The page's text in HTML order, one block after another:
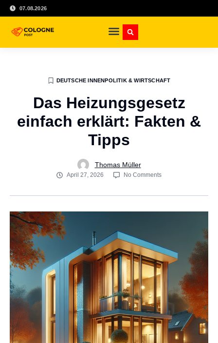
07.08.2026
DEUTSCHE INNENPOLITIK & WIRTSCHAFT
Das Heizungsgesetz
einfach erklärt: Fakten &
Tipps
Thomas Müller
April 27, 2026 No Comments